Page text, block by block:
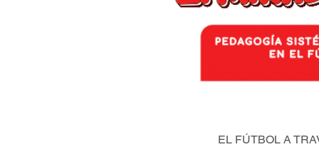
EL FÚTBOL A